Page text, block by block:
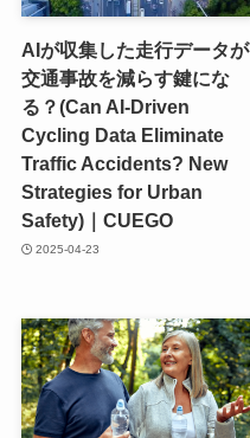
AIが収集した走行データが
交通事故を減らす鍵にな
る？(Can AI-Driven
Cycling Data Eliminate
Traffic Accidents? New
Strategies for Urban
Safety)｜CUEGO
2025-04-23